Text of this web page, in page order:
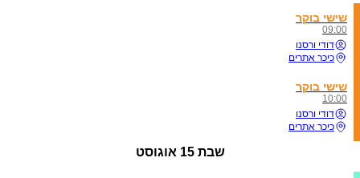
שישי בוקר
09:00
דודי ורסנו
כיכר אתרים
שישי בוקר
10:00
דודי ורסנו
כיכר אתרים
שבת 15 אוגוסט